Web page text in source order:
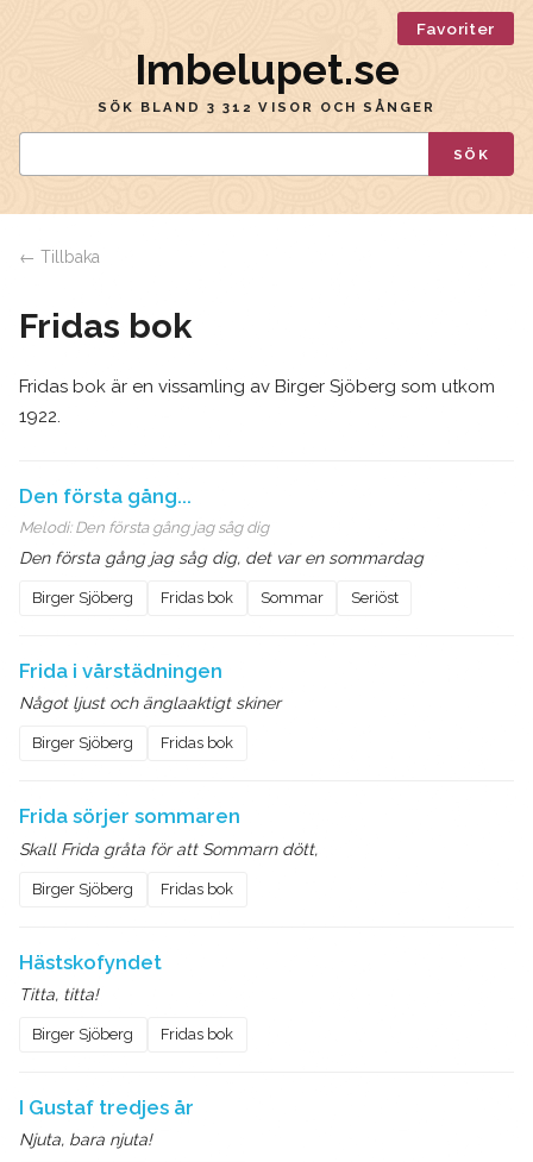
Favoriter
Imbelupet.se
SÖK BLAND 3 312 VISOR OCH SÅNGER
SÖK
← Tillbaka
Fridas bok
Fridas bok är en vissamling av Birger Sjöberg som utkom
1922.
Den första gång...
Melodi: Den första gång jag såg dig
Den första gång jag såg dig, det var en sommardag
Birger Sjöberg Fridas bok Sommar Seriöst
Frida i vårstädningen
Något ljust och änglaaktigt skiner
Birger Sjöberg Fridas bok
Frida sörjer sommaren
Skall Frida gråta för att Sommarn dött,
Birger Sjöberg Fridas bok
Hästskofyndet
Titta, titta!
Birger Sjöberg Fridas bok
I Gustaf tredjes år
Njuta, bara njuta!